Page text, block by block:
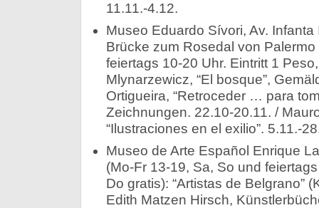
11.11.-4.12.
Museo Eduardo Sívori, Av.
Brücke zum Rosedal von
feiertags 10-20 Uhr. Eintritt 1
Mlynarzewicz, “El bosque”,
Ortigueira, “Retroceder … para
Zeichnungen. 22.10-20.11. /
“Ilustraciones en el exilio”. 5.11.-
Museo de Arte Español Enrique
(Mo-Fr 13-19, Sa, So und
Do gratis): “Artistas de Belgrano”
Edith Matzen Hirsch,